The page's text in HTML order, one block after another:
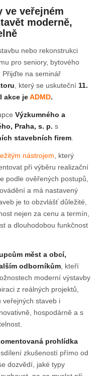
ve veřejném
moderně,
nebo rekonstrukci
pro seniory, bytového
Přijďte na seminář
, který se uskuteční 11.
akce jeADMD.
Výzkumného a
Praha, s. p. s
stavebních firem.
nástrojem , který
při výběru realizační
podle ověřených postupů,
a má nastavený
je to obzvlášť důležité,
nejen za cenu a termín,
a dlouhodobou funkčnost
měst a obcí,
odborníkům, kteří
moderní výstavby
z reálných projektů,
veřejných staveb i
hospodárně a s
prohlídka
zkušeností přímo od
dozvědí, jaké typy